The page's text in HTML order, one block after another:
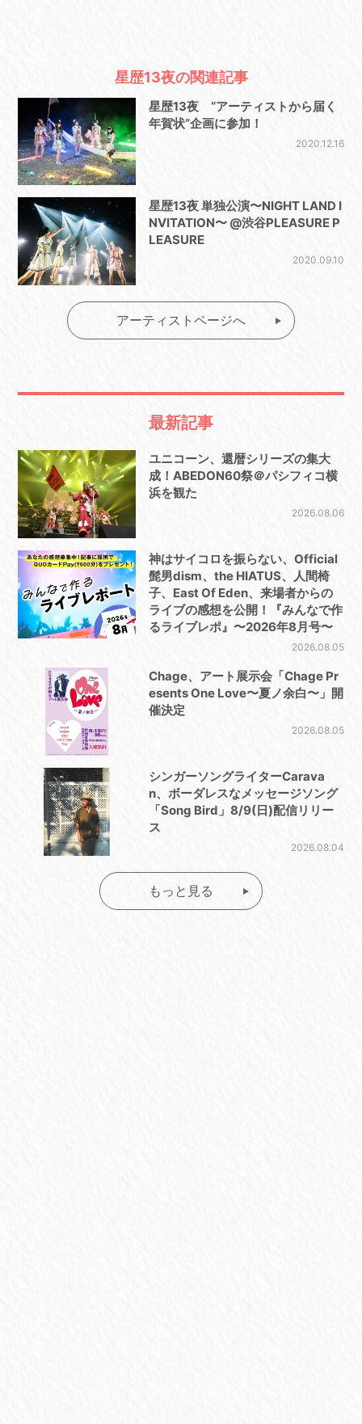
星歴13夜の関連記事
星歴13夜 “アーティストから届く
年賀状”企画に参加！
2020.12.16
星歴13夜 単独公演〜NIGHT LAND I
NVITATION〜 @渋谷PLEASURE P
LEASURE
2020.09.10
アーティストページへ
最新記事
ユニコーン、還暦シリーズの集大
成！ABEDON60祭＠パシフィコ横
浜を観た
2026.08.06
神はサイコロを振らない、Official
髭男dism、the HIATUS、人間椅
子、East Of Eden、来場者からの
ライブの感想を公開！『みんなで作
るライブレポ』〜2026年8月号〜
2026.08.05
Chage、アート展示会「Chage Pr
esents One Love〜夏ノ余白〜」開
催決定
2026.08.05
シンガーソングライターCarava
n、ボーダレスなメッセージソング
「Song Bird」8/9(日)配信リリー
ス
2026.08.04
もっと見る